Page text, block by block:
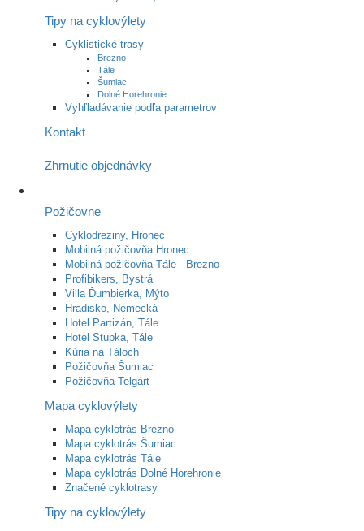
Tipy na cyklovýlety
Cyklistické trasy
Brezno
Tále
Šumiac
Dolné Horehronie
Vyhľladávanie podľa parametrov
Kontakt
Zhrnutie objednávky
Požičovne
Cyklodreziny, Hronec
Mobilná požičovňa Hronec
Mobilná požičovňa Tále - Brezno
Profibikers, Bystrá
Villa Ďumbierka, Mýto
Hradisko, Nemecká
Hotel Partizán, Tále
Hotel Stupka, Tále
Kúria na Táloch
Požičovňa Šumiac
Požičovňa Telgárt
Mapa cyklovýlety
Mapa cyklotrás Brezno
Mapa cyklotrás Šumiac
Mapa cyklotrás Tále
Mapa cyklotrás Dolné Horehronie
Značené cyklotrasy
Tipy na cyklovýlety